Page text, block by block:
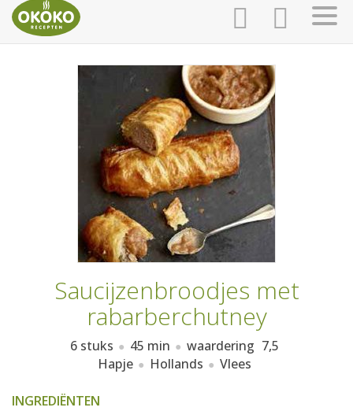
INLOGGEN
AANMELDEN
HOME
RECEPTEN
WEEKMENU'S
KOOKBOEKEN
Saucijzenbroodjes met
rabarberchutney
6 stuks 45 min waardering 7,5
Hapje
Hollands Vlees
INGREDIËNTEN